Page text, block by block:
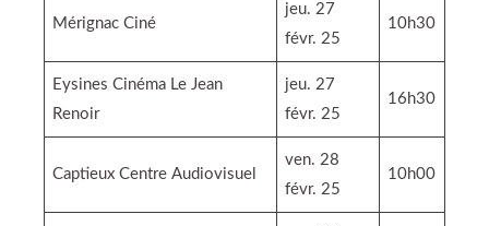
Mérignac Ciné
jeu. 27
févr. 25
10h30
Eysines Cinéma Le Jean
Renoir
jeu. 27
févr. 25
16h30
Captieux Centre Audiovisuel
ven. 28
févr. 25
10h00